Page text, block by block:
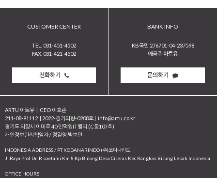
CUSTOMER CENTER
TEL. 031-451-4502
FAX. 031-421-4502
전화하기
BANK INFO
KB국민 276701-04-237598
예금주 아트유
문의하기
ARTU 아트유
CEO 이호준
211-08-91112
2022-경기의왕-0208호
info@artu.co.kr
경기도 의왕시 이미로 40 인덕원IT밸리 (C동107호)
개인정보관리책임자 / 정길영 박보민
INDONESIA ADDRESS / PT KODANARINDO (주)코다나린도
JI.Raya Prof Dr.IR soetami Km 8 Kp Binong Desa Citeras Kec Rangkas Bitung Lebak Indonesia
OFFICE HOURS